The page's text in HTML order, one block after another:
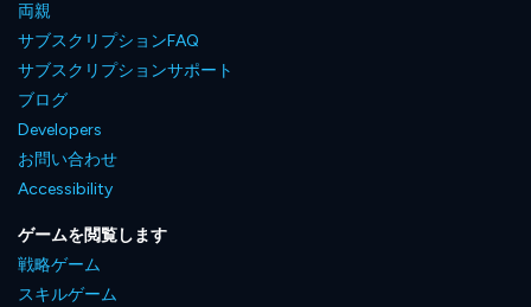
両親
サブスクリプションFAQ
サブスクリプションサポート
ブログ
Developers
お問い合わせ
Accessibility
ゲームを閲覧します
戦略ゲーム
スキルゲーム